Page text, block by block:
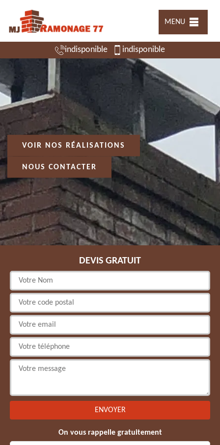
MENU
indisponible indisponible
VOIR NOS RÉALISATIONS
NOUS CONTACTER
DEVIS GRATUIT
On vous rappelle gratuitement